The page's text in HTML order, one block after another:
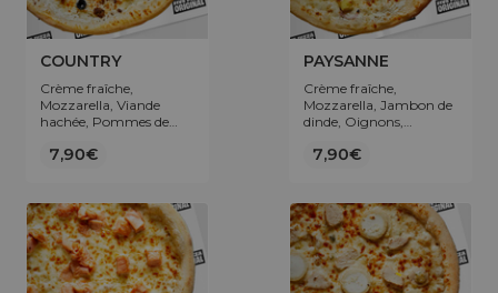
COUNTRY
Crème fraîche,
Mozzarella, Viande
hachée, Pommes de
7,90€
PAYSANNE
Crème fraîche,
Mozzarella, Jambon de
dinde, Oignons,
7,90€